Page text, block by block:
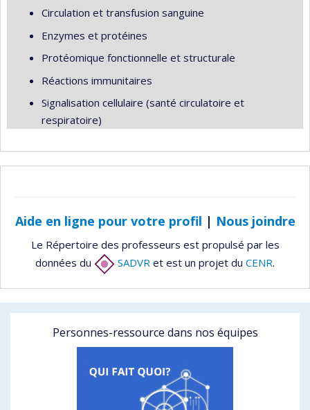
Circulation et transfusion sanguine
Enzymes et protéines
Protéomique fonctionnelle et structurale
Réactions immunitaires
Signalisation cellulaire (santé circulatoire et
respiratoire)
Aide en ligne pour votre profil | Nous joindre
Le Répertoire des professeurs est propulsé par les
données du
SADVR et est un projet du CENR.
Personnes-ressource dans nos équipes